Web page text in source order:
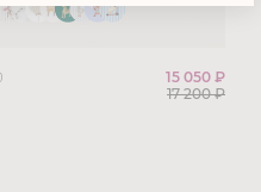
15 050 ₽
17 200₽